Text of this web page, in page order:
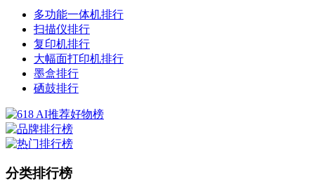
多功能一体机排行
扫描仪排行
复印机排行
大幅面打印机排行
墨盒排行
硒鼓排行
分类排行榜